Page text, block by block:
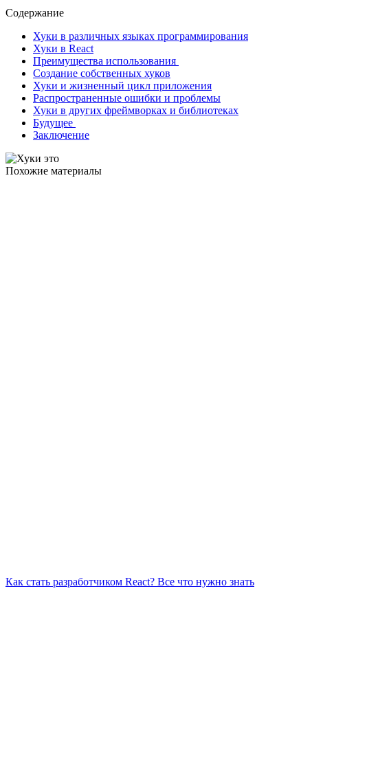
Содержание
Хуки в различных языках программирования
Хуки в React
Преимущества использования
Создание собственных хуков
Хуки и жизненный цикл приложения
Распространенные ошибки и проблемы
Хуки в других фреймворках и библиотеках
Будущее
Заключение
Похожие материалы
Как стать разработчиком React? Все что нужно знать